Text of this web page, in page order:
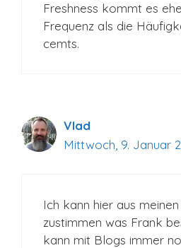
Freshness kommt es
Frequenz als die
cemts.
Vlad
Mittwoch, 9. Januar
Ich kann hier aus
zustimmen was Frank
kann mit Blogs immer